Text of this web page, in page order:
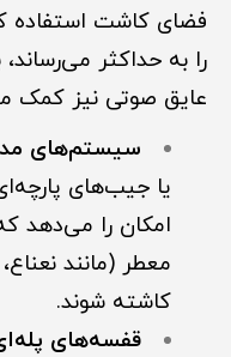
فضای کاشت استفاده
را به حداکثر
عایق صوتی نیز کمک
سیستم‌های
یا جیب‌های
امکان را می‌دهد
معطر (مانند
کاشته شوند.
قفسه‌های